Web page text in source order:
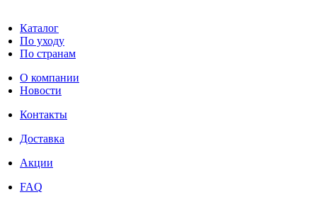
Каталог
По уходу
По странам
О компании
Новости
Контакты
Доставка
Акции
FAQ